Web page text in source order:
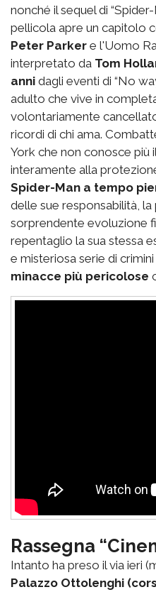
nonché il sequel di
pellicola apre un capitolo
Peter Parker e l'Uomo
interpretato da Tom
anni dagli eventi di “No
adulto che vive in
volontariamente
ricordi di chi ama.
York che non conosce più
interamente alla
Spider-Man a tempo
delle sue responsabilità,
sorprendente evoluzione
repentaglio la sua stessa
e misteriosa serie di
minacce più pericolose
Rassegna
Intanto ha preso il via ieri
Palazzo Ottolenghi